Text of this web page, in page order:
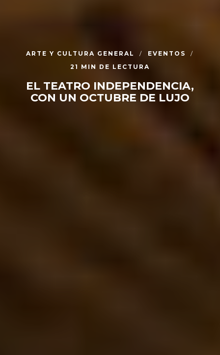
ARTE Y CULTURA GENERAL
EVENTOS
21 MIN DE LECTURA
EL TEATRO INDEPENDENCIA,
CON UN OCTUBRE DE LUJO